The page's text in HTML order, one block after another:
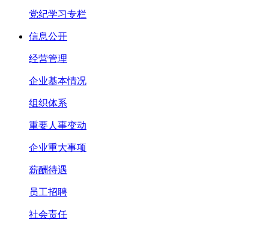
党纪学习专栏
信息公开
经营管理
企业基本情况
组织体系
重要人事变动
企业重大事项
薪酬待遇
员工招聘
社会责任